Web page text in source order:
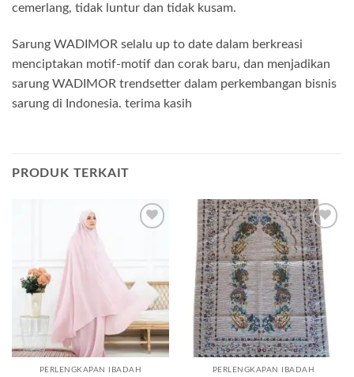
cemerlang, tidak luntur dan tidak kusam.
Sarung WADIMOR selalu up to date dalam berkreasi
menciptakan motif-motif dan corak baru, dan menjadikan
sarung WADIMOR trendsetter dalam perkembangan bisnis
sarung di Indonesia. terima kasih
PRODUK TERKAIT
PERLENGKAPAN IBADAH
Add to
wishlist
PERLENGKAPAN IBADAH